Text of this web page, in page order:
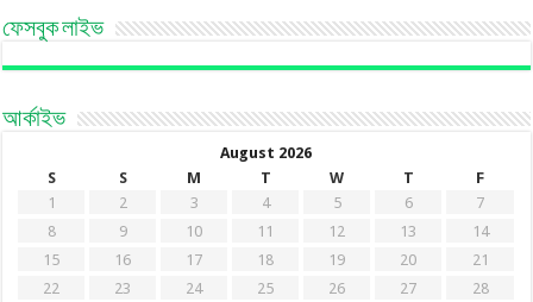
ফেসবুক লাইভ
আর্কাইভ
August 2026
S
S M T W T
F
1
2 3 4 5 6
7
8
9 10 11 12 13
14
15
16 17 18 19 20
21
22
23 24 25 26 27
28